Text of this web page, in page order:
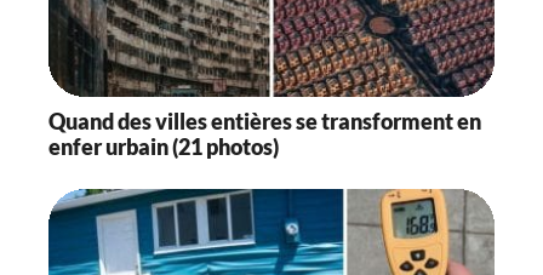
Quand des villes entières se transforment en
enfer urbain (21 photos)